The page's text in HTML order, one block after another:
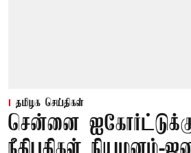
தமிழக செய்திகள்
சென்னை ஐகோர்ட்டுக்கு